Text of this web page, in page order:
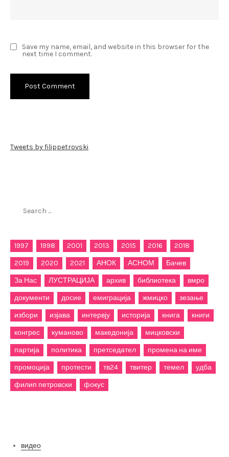
Save my name, email, and website in this browser for the
next time I comment.
Tweets by filippetrovski
1997 1998 2001 2013 2015 2016
2018
2019
2020 2021 АНОК АСНОМ
Бачев
За Нас
ЛУСТРАЦИЈА архив библиотека
вмро
документи
досие емиграција жмицко
зезање
избори
изјава интервју историја книга
книги
конгрес
куманово македонија
мицковски
партија
политика претседател
промена на име
промоција
протести тв24 твитер темел
удба
филип петровски
фокус
видео